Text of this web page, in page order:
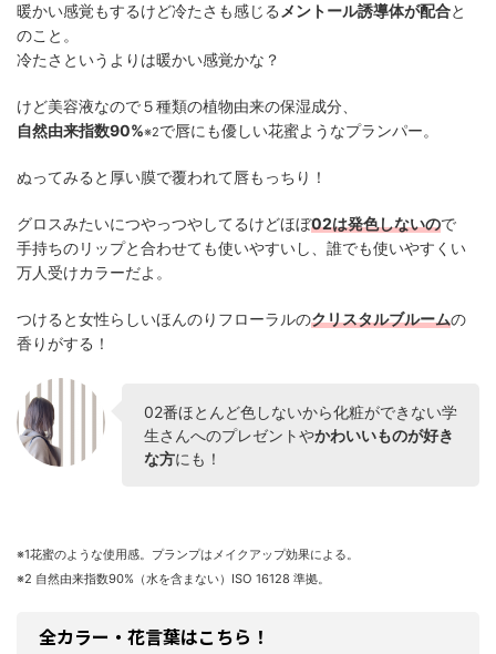
暖かい感覚もするけど冷たさも感じる メントール誘導体が配合と
のこと。
冷たさというよりは暖かい感覚かな？
けど美容液なので５種類の植物由来の保湿成分、
自然由来指数90%※2で唇にも優しい花蜜ようなプランパー。
ぬってみると厚い膜で覆われて唇もっちり！
グロスみたいにつやっつやしてるけどほぼ02は発色しないので
手持ちのリップと合わせても使いやすいし、誰でも使いやすくい
万人受けカラーだよ。
つけると女性らしいほんのりフローラルのクリスタルブルームの
香りがする！
02番ほとんど色しないから化粧ができない学
生さんへのプレゼントやかわいいものが好き
な方にも！
※1花蜜のような使用感。プランプはメイクアップ効果による。
※2 自然由来指数90%（水を含まない）ISO 16128 準拠。
全カラー・花言葉はこちら！